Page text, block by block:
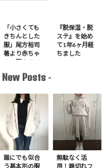
「小さくても
きちんとした
服」尾方裕司
著より赤ちゃ
んの服キモノ
ツを作りまし
『脱保湿・脱
ステ』を始め
て1年6ヶ月経
ちました
New Posts -
誰にでも似合
う基本形の服
無駄なく活
用！端切れフ